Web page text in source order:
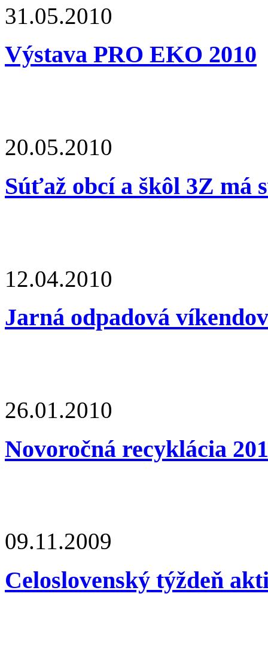
31.05.2010
Výstava PRO EKO 2010
20.05.2010
Súťaž obcí a škôl 3Z má
12.04.2010
Jarná odpadová
26.01.2010
Novoročná recyklácia
09.11.2009
Celoslovenský týždeň